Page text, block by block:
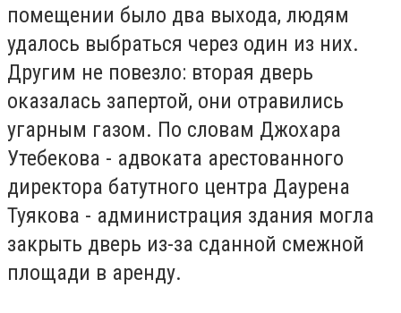
помещении было два выхода, людям
удалось выбраться через один из них.
Другим не повезло: вторая дверь
оказалась запертой, они отравились
угарным газом. По словам Джохара
Утебекова - адвоката арестованного
директора батутного центра Даурена
Туякова - администрация здания могла
закрыть дверь из-за сданной смежной
площади в аренду.